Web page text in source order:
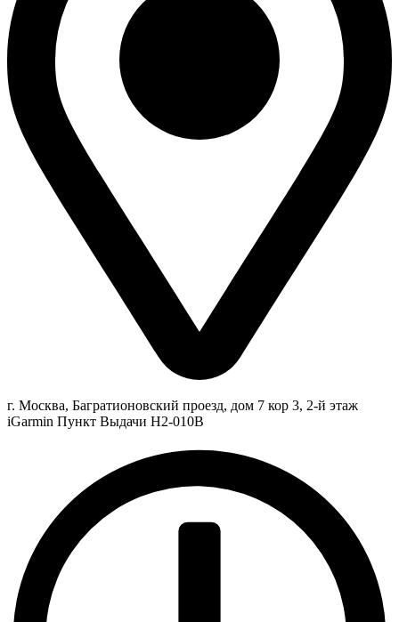
г. Москва, Багратионовский проезд, дом 7 кор 3, 2-й этаж
iGarmin Пункт Выдачи Н2-010В